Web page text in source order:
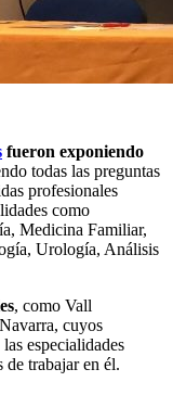
fueron exponiendo
todas las preguntas
profesionales
como
Medicina Familiar,
Urología, Análisis
, como Vall
cuyos
especialidades
de trabajar en él.